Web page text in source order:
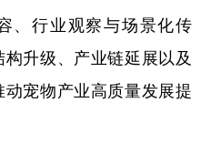
、行业观察与场景化传
升级、产业链延展以及
宠物产业高质量发展提